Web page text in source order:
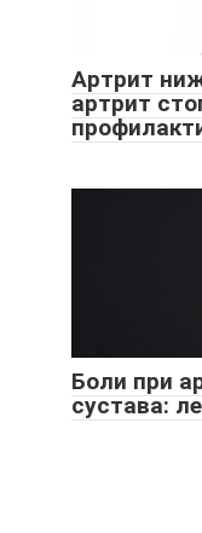
Артрит
артрит
Боли при
сустава: